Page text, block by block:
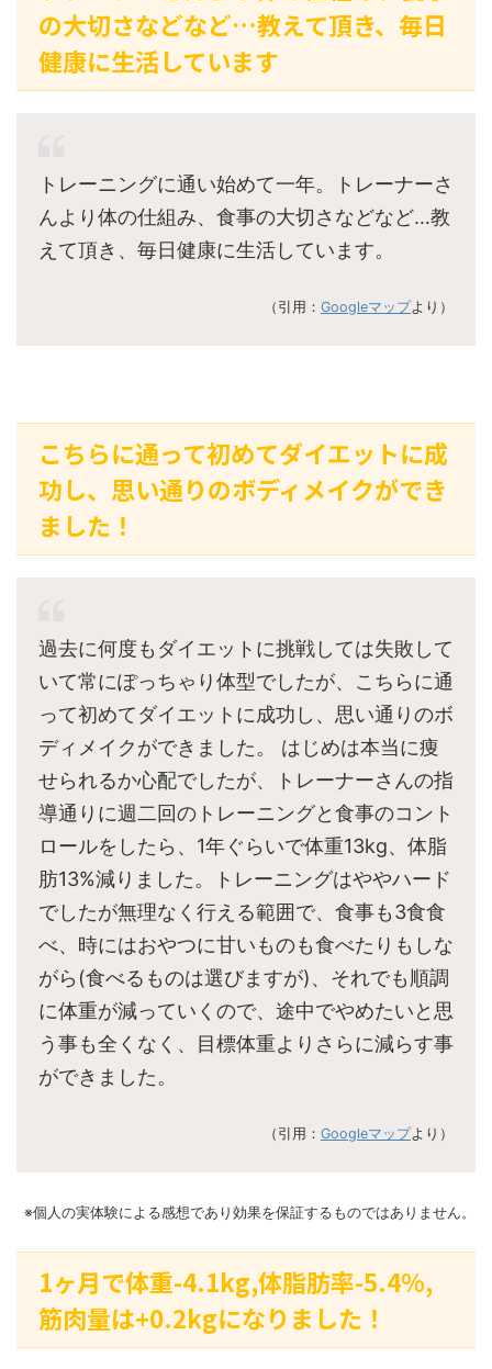
の大切さなどなど…教えて頂き、毎日
健康に生活しています
トレーニングに通い始めて一年。トレーナーさ
んより体の仕組み、食事の大切さなどなど…教
えて頂き、毎日健康に生活しています。
（引用： Googleマップより）
こちらに通って初めてダイエットに成
功し、思い通りのボディメイクができ
ました！
過去に何度もダイエットに挑戦しては失敗して
いて常にぽっちゃり体型でしたが、こちらに通
って初めてダイエットに成功し、思い通りのボ
ディメイクができました。 はじめは本当に痩
せられるか心配でしたが、トレーナーさんの指
導通りに週二回のトレーニングと食事のコント
ロールをしたら、1年ぐらいで体重13kg、体脂
肪13%減りました。トレーニングはややハード
でしたが無理なく行える範囲で、食事も3食食
べ、時にはおやつに甘いものも食べたりもしな
がら(食べるものは選びますが)、それでも順調
に体重が減っていくので、途中でやめたいと思
う事も全くなく、目標体重よりさらに減らす事
ができました。
（引用： Googleマップより）
※個人の実体験による感想であり効果を保証するものではありません。
1ヶ月で体重-4.1kg,体脂肪率-5.4%,
筋肉量は+0.2kgになりました！